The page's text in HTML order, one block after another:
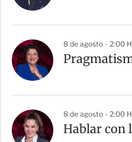
8 de agosto - 2:00
8 de agosto - 2:00
Hablar con